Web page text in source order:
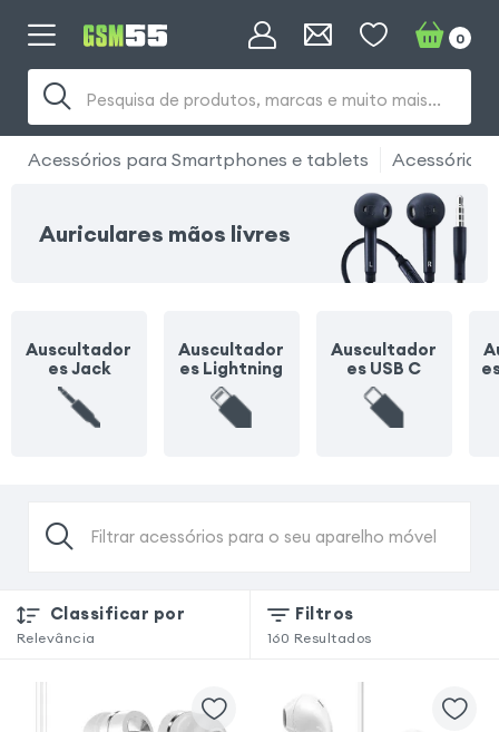
Pesquisa de produtos, marcas e muito mais...
0
Acessórios para Smartphones e tablets Acessórios
Auriculares mãos livres
Auscultador
es Jack
Auscultador
es Lightning
Auscultador
es USB C
Filtrar acessórios para o seu aparelho móvel
Classificar por
Relevância
Filtros
160 Resultados